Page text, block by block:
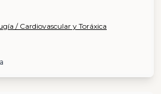
/ Cardiovascular y Toráxica